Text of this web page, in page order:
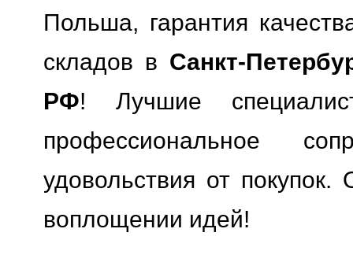
Польша, гарантия
складов в Санкт-
РФ! Лучшие
профессиональное
удовольствия от
воплощении идей!